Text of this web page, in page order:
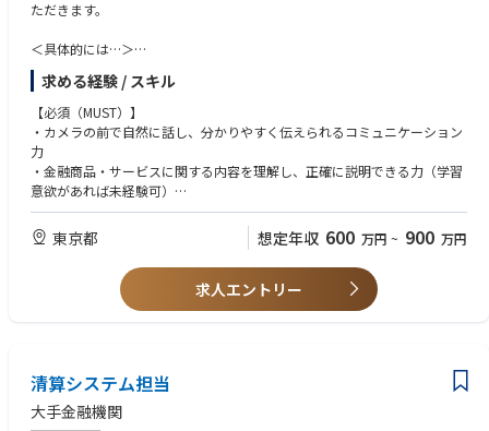
ただきます。
＜具体的には…＞
・当社紹介や当社商品・サービスのPRへの出演（PR資料作成を含む）・
配信
・SNS投稿やSNS動画（ライブ・オンデマンドを含む）への出演・配信
・金融経済教育動画への出演、配信
・セミナー・イベントへの出演・司会進行
・社内外関係者（マーケット担当、外部制作会社等）との連携・調整
・コンテンツの効果測定および改善（視聴数、エンゲージメント等の分
【組織体制】
カスタマーサクセス部は約100名規模の組織で、顧客体験（CX）向上をミ
ッションに、「企画」「投資情報」「顧客対応」の各機能が連携する体制
顧客の声やデータを起点に、コンテンツ企画・情報発信を通じてCX向上を
リードする役割を担っており、個人の裁量が大きい環境です。
求める経験 / スキル
【必須（MUST）】
・カメラの前で自然に話し、分かりやすく伝えられるコミュニケーション
力
・金融商品・サービスに関する内容を理解し、正確に説明できる力（学習
意欲があれば未経験可）
・資料作成スキル（PowerPoint等を用いた出演用資料の作成経験）
・顔出しでの出演に対応できること（本業務では顔出しが必須です）
【歓迎（WANT）】
・アナウンサー、キャスター、司会・MC等の経験
・SNS動画・ライブ配信への出演経験（YouTube、Instagram等）
・メディア対応・広報経験
・証券外務員一種、AFP／CFP等の資格保有
東京都 想定年収 600 万円 ~ 900 万円
求人エントリー
清算システム担当
大手金融機関